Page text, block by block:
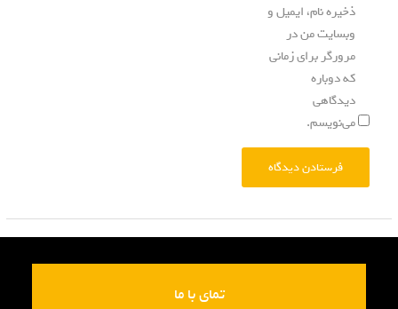
ذخیره نام، ایمیل و
وبسایت من در
مرورگر برای زمانی
که دوباره
دیدگاهی
می‌نویسم.
تمای با ما